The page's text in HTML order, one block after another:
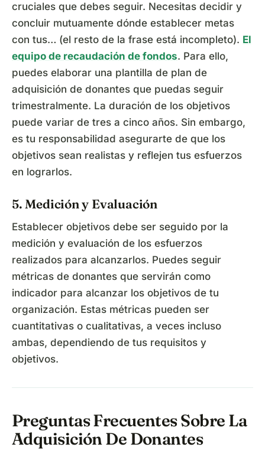
cruciales que debes seguir. Necesitas decidir y
concluir mutuamente dónde establecer metas
con tus… (el resto de la frase está incompleto). El
equipo de recaudación de fondos. Para ello,
puedes elaborar una plantilla de plan de
adquisición de donantes que puedas seguir
trimestralmente. La duración de los objetivos
puede variar de tres a cinco años. Sin embargo,
es tu responsabilidad asegurarte de que los
objetivos sean realistas y reflejen tus esfuerzos
en lograrlos.
5. Medición y Evaluación
Establecer objetivos debe ser seguido por la
medición y evaluación de los esfuerzos
realizados para alcanzarlos. Puedes seguir
métricas de donantes que servirán como
indicador para alcanzar los objetivos de tu
organización. Estas métricas pueden ser
cuantitativas o cualitativas, a veces incluso
ambas, dependiendo de tus requisitos y
objetivos.
Preguntas Frecuentes Sobre La
Adquisición De Donantes